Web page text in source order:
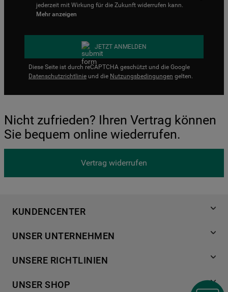
jederzeit mit Wirkung für die Zukunft widerrufen kann.
Mehr anzeigen
JETZT ANMELDEN
Diese Seite ist durch reCAPTCHA geschützt und die Google
Datenschutzrichtlinie und die Nutzungsbedingungen gelten.
Nicht zufrieden? Ihren Vertrag können
Sie bequem online wiederrufen.
Vertrag widerrufen
KUNDENCENTER
Händlersuche
Häufige Fragen
Kontakt
UNSER UNTERNEHMEN
Für Händler
Karriere
UNSERE RICHTLINIEN
Cookies
UNSER SHOP